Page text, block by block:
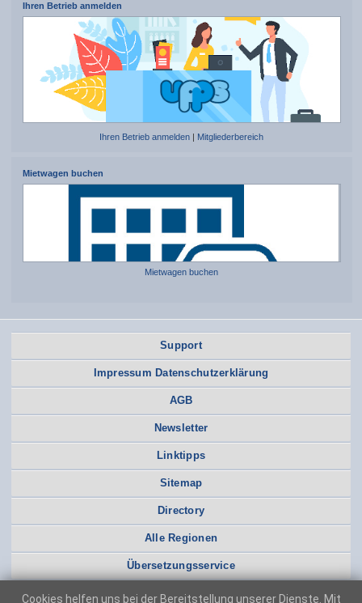
Ihren Betrieb anmelden
Ihren Betrieb anmelden Mitgliederbereich
Mietwagen buchen
Mietwagen buchen
Support
Impressum Datenschutzerklärung
AGB
Newsletter
Linktipps
Sitemap
Directory
Alle Regionen
Übersetzungsservice
Cookies helfen uns bei der Bereitstellung unserer Dienste. Mit